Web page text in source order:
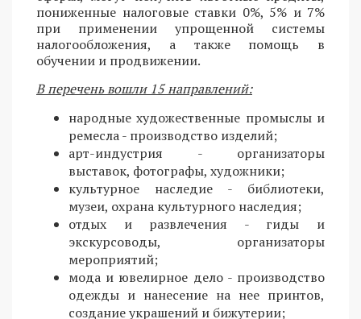
пониженные налоговые ставки 0%, 5% и 7%
при применении упрощенной системы
налогообложения, а также помощь в
обучении и продвижении.
В перечень вошли 15 направлений:
народные художественные промыслы и
ремесла - производство изделий;
арт-индустрия - организаторы
выставок, фотографы, художники;
культурное наследие - библиотеки,
музеи, охрана культурного наследия;
отдых и развлечения - гиды и
экскурсоводы, организаторы
мероприятий;
мода и ювелирное дело - производство
одежды и нанесение на нее принтов,
создание украшений и бижутерии;